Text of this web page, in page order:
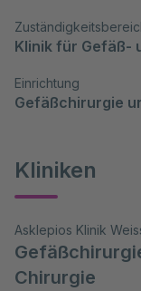
Klinik für Gefäß-
Einrichtung
Gefäßchirurgie
Kliniken
Asklepios Klinik
Chirurgie